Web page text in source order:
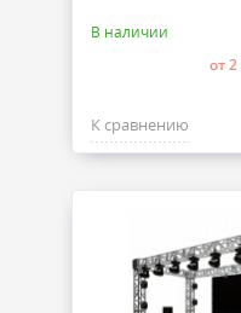
В наличии
от
К сравнению